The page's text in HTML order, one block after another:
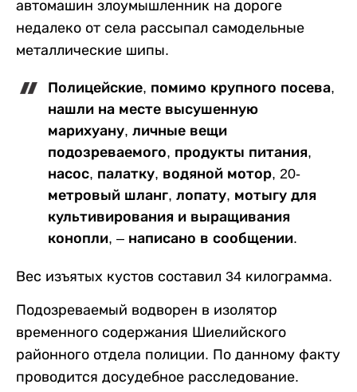
автомашин злоумышленник на дороге
недалеко от села рассыпал самодельные
металлические шипы.
Полицейские, помимо крупного посева,
нашли на месте высушенную
марихуану, личные вещи
подозреваемого, продукты питания,
насос, палатку, водяной мотор, 20-
метровый шланг, лопату, мотыгу для
культивирования и выращивания
конопли, – написано в сообщении.
Вес изъятых кустов составил 34 килограмма.
Подозреваемый водворен в изолятор
временного содержания Шиелийского
районного отдела полиции.​ По данному факту
проводится досудебное расследование. ​